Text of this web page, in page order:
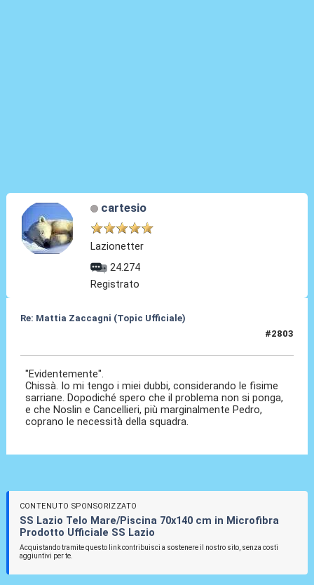
cartesio
Lazionetter
24.274
Registrato
Re: Mattia Zaccagni (Topic Ufficiale)
#2803
"Evidentemente".
Chissà. Io mi tengo i miei dubbi, considerando le fisime
sarriane. Dopodiché spero che il problema non si ponga,
e che Noslin e Cancellieri, più marginalmente Pedro,
coprano le necessità della squadra.
CONTENUTO SPONSORIZZATO
SS Lazio Telo Mare/Piscina 70x140 cm in Microfibra
Prodotto Ufficiale SS Lazio
Acquistando tramite questo link contribuisci a sostenere il nostro sito, senza costi
aggiuntivi per te.